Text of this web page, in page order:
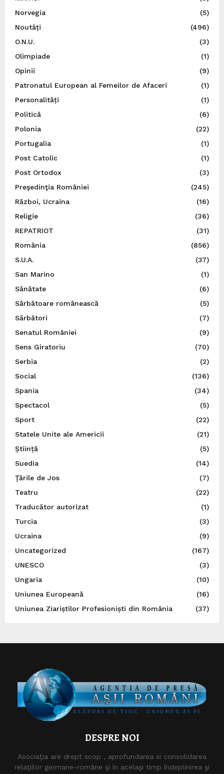
Norvegia
(5)
Noutăți
(496)
O.N.U.
(3)
Olimpiade
(1)
Opinii
(9)
Patronatul European al Femeilor de Afaceri
(1)
Personalități
(1)
Politică
(6)
Polonia
(22)
Portugalia
(1)
Post Catolic
(1)
Post Ortodox
(3)
Preşedinţia României
(245)
Război, Ucraina
(16)
Religie
(36)
REPATRIOT
(31)
România
(856)
S.U.A.
(37)
San Marino
(1)
Sănătate
(6)
Sărbătoare românească
(5)
Sărbători
(7)
Senatul României
(9)
Sens Giratoriu
(70)
Serbia
(2)
Social
(136)
Spania
(34)
Spectacol
(5)
Sport
(22)
Statele Unite ale Americii
(21)
Știință
(5)
Suedia
(14)
Ţările de Jos
(7)
Teatru
(22)
Traducător autorizat
(1)
Turcia
(3)
Ucraina
(9)
Uncategorized
(167)
UNESCO
(3)
Ungaria
(10)
Uniunea Europeană
(16)
Uniunea Ziariștilor Profesioniști din România
(37)
DESPRE NOI
Asociaţia are drept scop , aprofundarea si consolidarea
relaţiilor germane-române şi în acelaşi timp îndeplinirea şi